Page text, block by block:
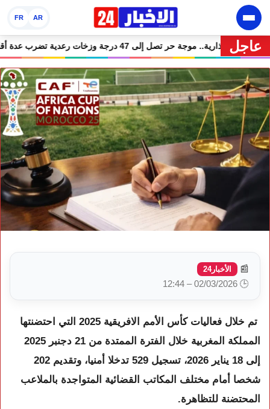
AR
FR
عاجل
70% من أساتذة الحوز؟ 🔥 نشرة إنذارية.. موجة حر تصل إلى 47 درجة وزخات رعدية تضرب عدة أقاليم
📰 الأخبار24
🕒 02/03/2026 – 12:44
تم خلال فعاليات كأس الأمم الافريقية 2025 التي احتضنتها
المملكة المغربية خلال الفترة الممتدة من 21 دجنبر 2025
إلى 18 يناير 2026، تسجيل 529 تدخلا أمنيا، وتقديم 202
شخصا أمام مختلف المكاتب القضائية المتواجدة بالملاعب
المحتضنة للتظاهرة.